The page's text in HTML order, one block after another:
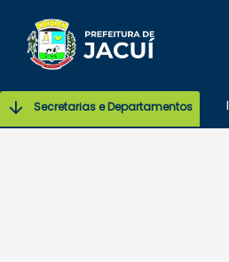
Secretarias e Departamentos